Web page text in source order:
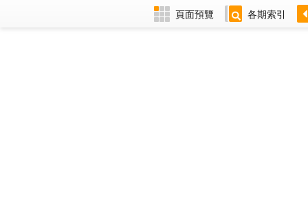
頁面預覽 各期索引